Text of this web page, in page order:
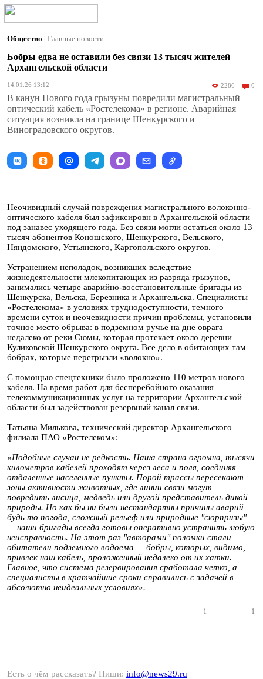
Общество | Главные новости
Бобры едва не оставили без связи 13 тысяч жителей
Архангельской области
14.01.26 13:12 2286 0
В канун Нового года грызуны повредили магистральный
оптический кабель «Ростелекома» в регионе. Аварийная
ситуация возникла на границе Шенкурского и
Виноградовского округов.
Неочивидный случай повреждения магистрального волоконно-
оптического кабеля был зафиксировн в Архангельской области
под занавес уходящего года. Без связи могли остаться около 13
тысяч абонентов Коношского, Шенкурского, Вельского,
Няндомского, Устьянского, Каргопольского округов.
Устранением неполадок, возникших вследствие
жизнедеятельности млекопитающих из разряда грызунов,
занимались четыре аварийно-восстановительные бригады из
Шенкурска, Вельска, Березника и Архангельска. Специалисты
«Ростелекома» в условиях труднодоступности, темного
времени суток и неочевидности причин проблемы, установили
точное место обрыва: в подземном ручье на дне оврага
недалеко от реки Сюмы, которая протекает около деревни
Куликовской Шенкурского округа. Все дело в обитающих там
бобрах, которые перегрызли «волокно».
С помощью спецтехники было проложено 110 метров нового
кабеля. На время работ для бесперебойного оказания
телекоммуникационных услуг на территории Архангельской
области был задействован резервный канал связи.
Татьяна Милькова, технический директор Архангельского
филиала ПАО «Ростелеком»:
«Подобные случаи не редкость. Наша страна огромна, тысячи
километров кабелей проходят через леса и поля, соединяя
отдаленные населенные пункты. Порой трассы пересекают
зоны активности животных, где линии связи могут
повредить лисица, медведь или другой представитель дикой
природы. Но как бы ни были нестандартны причины аварий —
будь то погода, сложный рельеф или природные "сюрпризы"
— наши бригады всегда готовы оперативно устранить любую
неисправность. На этот раз "авторами" поломки стали
обитатели подземного водоема — бобры, которых, видимо,
привлек наш кабель, проложенный недалеко от их хатки.
Главное, что система резервирования сработала четко, а
специалисты в кратчайшие сроки справились с задачей в
абсолютно неидеальных условиях».
1 1
Есть о чём рассказать? Пиши: info@news29.ru